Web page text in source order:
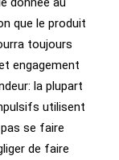
que le produit
toujours
engagement
la plupart
utilisent
se faire
de faire